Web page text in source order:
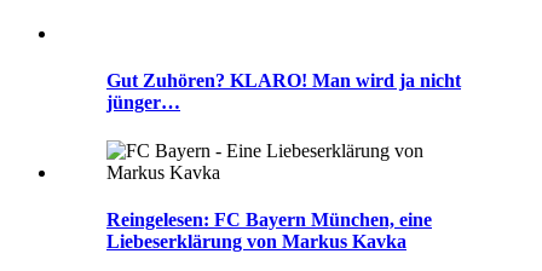
Gut Zuhören? KLARO! Man wird ja nicht
jünger…
Reingelesen: FC Bayern München, eine
Liebeserklärung von Markus Kavka